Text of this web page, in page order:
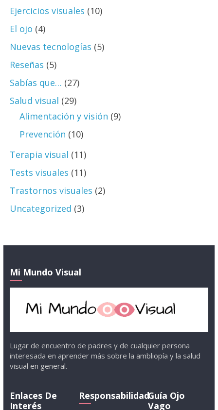
Ejercicios visuales (10)
El ojo (4)
Nuevas tecnologías (5)
Reseñas (5)
Sabías que… (27)
Salud visual (29)
Alimentación y visión (9)
Prevención (10)
Terapia visual (11)
Tests visuales (11)
Trastornos visuales (2)
Uncategorized (3)
Mi Mundo Visual
Lugar de encuentro de padres y de cualquier persona
interesada en aprender más sobre la ambliopía y la salud
visual en general.
Enlaces De
Interés
ResponsabilidadGuía Ojo
Vago